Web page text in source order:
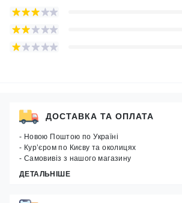
ДОСТАВКА ТА ОПЛАТА
- Новою Поштою по Україні
- Кур’єром по Києву та околицях
- Самовивіз з нашого магазину
ДЕТАЛЬНІШЕ